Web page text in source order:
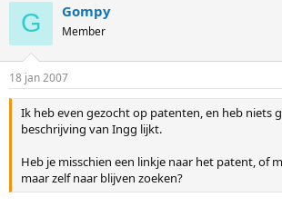
G Gompy
Member
18 jan 2007
Ik heb even gezocht op patenten, en heb niets
beschrijving van Ingg lijkt.
Heb je misschien een linkje naar het patent, of
maar zelf naar blijven zoeken?